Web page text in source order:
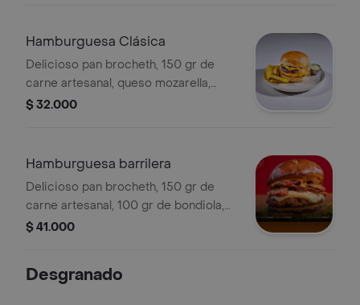
Hamburguesa Clásica
Delicioso pan brocheth, 150 gr de
carne artesanal, queso mozarella,
lechuga crespa, tomate, pepinillo,
$ 32.000
Hamburguesa barrilera
Delicioso pan brocheth, 150 gr de
carne artesanal, 100 gr de bondiola,
doble capa de queso mozarella, piña,
$ 41.000
Desgranado